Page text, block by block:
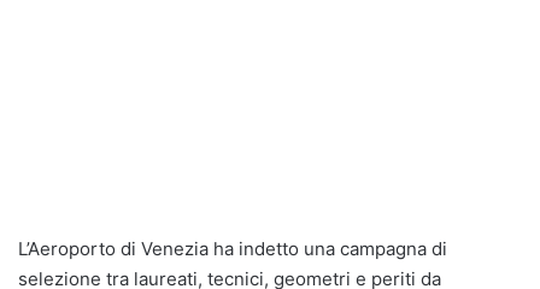
L’Aeroporto di Venezia ha indetto una campagna di
selezione tra laureati, tecnici, geometri e periti da